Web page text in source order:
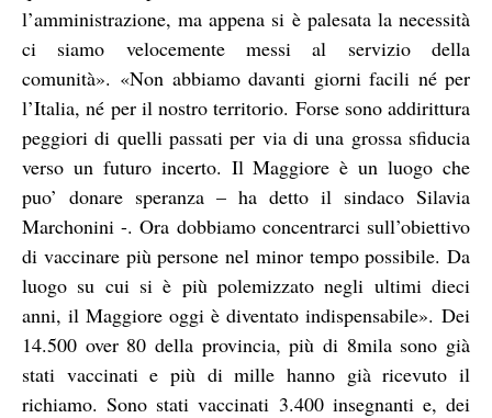
l’amministrazione, ma appena si è palesata la necessità
ci siamo velocemente messi al servizio della
comunità». «Non abbiamo davanti giorni facili né per
l’Italia, né per il nostro territorio. Forse sono addirittura
peggiori di quelli passati per via di una grossa sfiducia
verso un futuro incerto. Il Maggiore è un luogo che
puo’ donare speranza – ha detto il sindaco Silavia
Marchonini -. Ora dobbiamo concentrarci sull’obiettivo
di vaccinare più persone nel minor tempo possibile. Da
luogo su cui si è più polemizzato negli ultimi dieci
anni, il Maggiore oggi è diventato indispensabile». Dei
14.500 over 80 della provincia, più di 8mila sono già
stati vaccinati e più di mille hanno già ricevuto il
richiamo. Sono stati vaccinati 3.400 insegnanti e, dei